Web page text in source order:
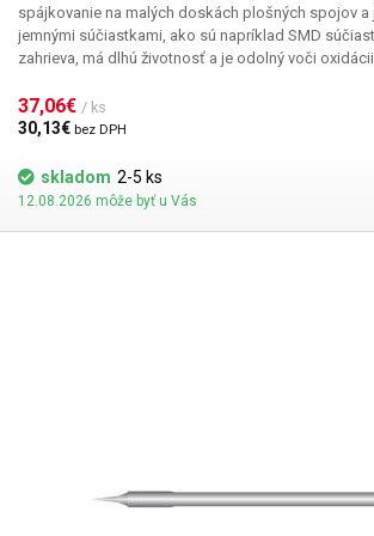
spájkovanie na malých doskách plošných spojov a
jemnými súčiastkami, ako sú napríklad SMD
zahrieva, má dlhú životnosť a je odolný voči
Plug and Play umožňuje jednoduché a rýchle
práce. Hrot je vhodný na rôzne použitia a širokú
ktorá zaručuje dlhú životnosť. Hrot je kompatibilný s pájacou stanicou -
i2C-2SCNi ESD Balenie: 1 ks
37,06€ / ks
30,13€ bez DPH
skladom 2-5 ks
12.08.2026 môže byť u Vás